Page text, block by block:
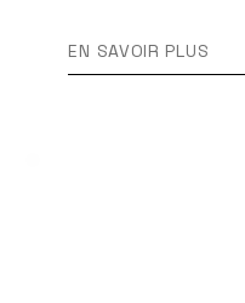
EN SAVOIR PLUS